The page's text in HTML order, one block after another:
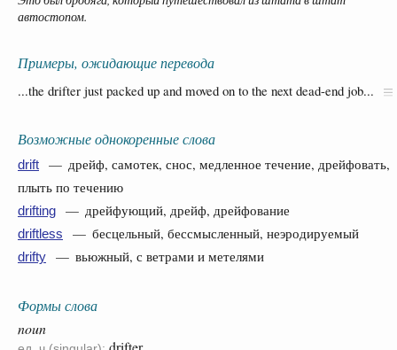
автостопом.
Примеры, ожидающие перевода
...the drifter just packed up and moved on to the next dead-end job...
Возможные однокоренные слова
drift
— дрейф, самотек, снос, медленное течение, дрейфовать,
плыть по течению
drifting — дрейфующий, дрейф, дрейфование
driftless — бесцельный, бессмысленный, неэродируемый
drifty — вьюжный, с ветрами и метелями
Формы слова
noun